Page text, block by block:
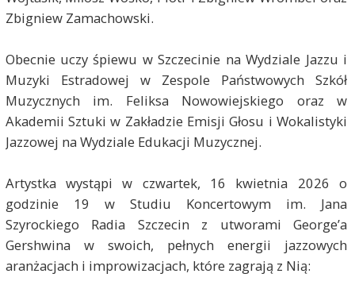
Zbigniew Zamachowski.
Obecnie uczy śpiewu w Szczecinie na Wydziale Jazzu i
Muzyki Estradowej w Zespole Państwowych Szkół
Muzycznych im. Feliksa Nowowiejskiego oraz w
Akademii Sztuki w Zakładzie Emisji Głosu i Wokalistyki
Jazzowej na Wydziale Edukacji Muzycznej.
Artystka wystąpi w czwartek, 16 kwietnia 2026 o
godzinie 19 w Studiu Koncertowym im. Jana
Szyrockiego Radia Szczecin z utworami George’a
Gershwina w swoich, pełnych energii jazzowych
aranżacjach i improwizacjach, które zagrają z Nią: